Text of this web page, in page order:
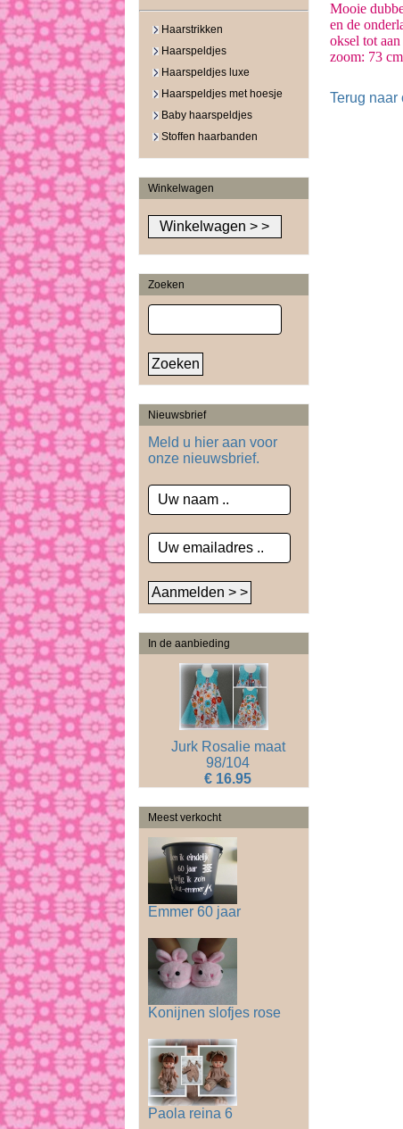
Haarstrikken
Haarspeldjes
Haarspeldjes luxe
Haarspeldjes met hoesje
Baby haarspeldjes
Stoffen haarbanden
Winkelwagen
Zoeken
Nieuwsbrief
Meld u hier aan voor
onze nieuwsbrief.
In de aanbieding
Jurk Rosalie maat
98/104
€ 16.95
Meest verkocht
Emmer 60 jaar
Konijnen slofjes rose
Paola reina 6
Mooie
en de
oksel tot
zoom: 73
Terug naar